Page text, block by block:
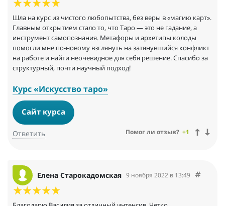
Шла на курс из чистого любопытства, без веры в «магию карт».
Главным открытием стало то, что Таро — это не гадание, а
инструмент самопознания. Метафоры и архетипы колоды
помогли мне по-новому взглянуть на затянувшийся конфликт
на работе и найти неочевидное для себя решение. Спасибо за
структурный, почти научный подход!
Курс «Искусство таро»
Сайт курса
Ответить Помог ли отзыв? +1
Елена Старокадомская 9 ноября 2022 в 13:49